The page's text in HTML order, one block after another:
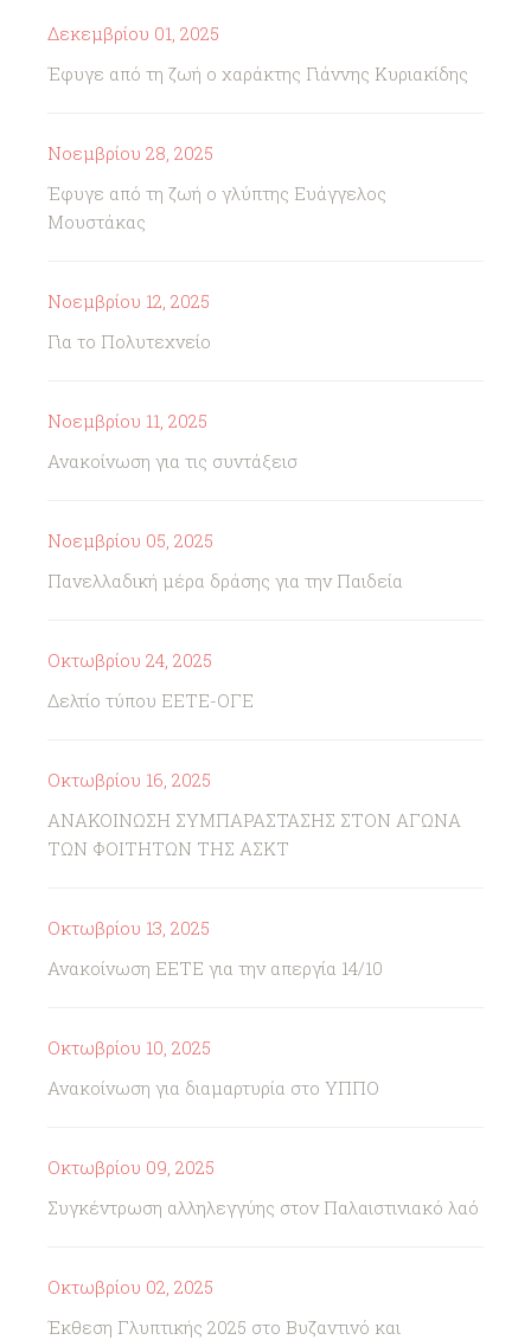
Δεκεμβρίου 01, 2025
Έφυγε από τη ζωή ο χαράκτης Γιάννης Κυριακίδης
Νοεμβρίου 28, 2025
Έφυγε από τη ζωή ο γλύπτης Ευάγγελος
Μουστάκας
Νοεμβρίου 12, 2025
Για το Πολυτεχνείο
Νοεμβρίου 11, 2025
Ανακοίνωση για τις συντάξεισ
Νοεμβρίου 05, 2025
Πανελλαδική μέρα δράσης για την Παιδεία
Οκτωβρίου 24, 2025
Δελτίο τύπου ΕΕΤΕ-ΟΓΕ
Οκτωβρίου 16, 2025
ΑΝΑΚΟΙΝΩΣΗ ΣΥΜΠΑΡΑΣΤΑΣΗΣ ΣΤΟΝ ΑΓΩΝΑ
ΤΩΝ ΦΟΙΤΗΤΩΝ ΤΗΣ ΑΣΚΤ
Οκτωβρίου 13, 2025
Ανακοίνωση ΕΕΤΕ για την απεργία 14/10
Οκτωβρίου 10, 2025
Ανακοίνωση για διαμαρτυρία στο ΥΠΠΟ
Οκτωβρίου 09, 2025
Συγκέντρωση αλληλεγγύης στον Παλαιστινιακό λαό
Οκτωβρίου 02, 2025
Έκθεση Γλυπτικής 2025 στο Βυζαντινό και